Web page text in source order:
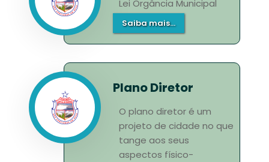
Lei Orgância Municipal
Saiba mais...
Plano Diretor
O plano diretor é um
projeto de cidade no que
tange aos seus
aspectos físico-